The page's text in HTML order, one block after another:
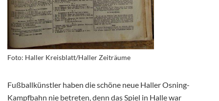
Foto: Haller Kreisblatt/Haller Zeiträume
Fußballkünstler haben die schöne neue Haller Osning-
Kampfbahn nie betreten, denn das Spiel in Halle war